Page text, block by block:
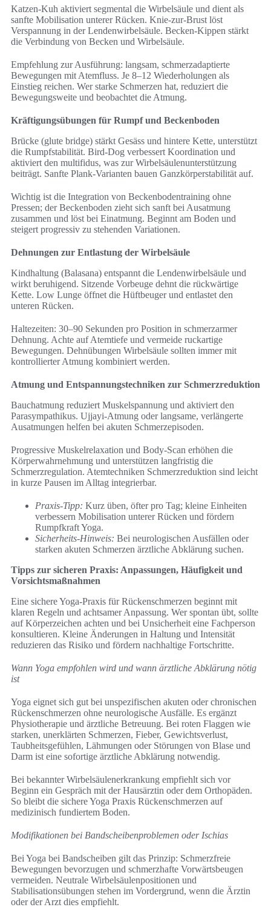
Katzen-Kuh aktiviert segmental die Wirbelsäule und dient als
sanfte Mobilisation unterer Rücken. Knie-zur-Brust löst
Verspannung in der Lendenwirbelsäule. Becken-Kippen stärkt
die Verbindung von Becken und Wirbelsäule.
Empfehlung zur Ausführung: langsam, schmerzadaptierte
Bewegungen mit Atemfluss. Je 8–12 Wiederholungen als
Einstieg reichen. Wer starke Schmerzen hat, reduziert die
Bewegungsweite und beobachtet die Atmung.
Kräftigungsübungen für Rumpf und Beckenboden
Brücke (glute bridge) stärkt Gesäss und hintere Kette, unterstützt
die Rumpfstabilität. Bird-Dog verbessert Koordination und
aktiviert den multifidus, was zur Wirbelsäulenunterstützung
beiträgt. Sanfte Plank-Varianten bauen Ganzkörperstabilität auf.
Wichtig ist die Integration von Beckenbodentraining ohne
Pressen; der Beckenboden zieht sich sanft bei Ausatmung
zusammen und löst bei Einatmung. Beginnt am Boden und
steigert progressiv zu stehenden Variationen.
Dehnungen zur Entlastung der Wirbelsäule
Kindhaltung (Balasana) entspannt die Lendenwirbelsäule und
wirkt beruhigend. Sitzende Vorbeuge dehnt die rückwärtige
Kette. Low Lunge öffnet die Hüftbeuger und entlastet den
unteren Rücken.
Haltezeiten: 30–90 Sekunden pro Position in schmerzarmer
Dehnung. Achte auf Atemtiefe und vermeide ruckartige
Bewegungen. Dehnübungen Wirbelsäule sollten immer mit
kontrollierter Atmung kombiniert werden.
Atmung und Entspannungstechniken zur Schmerzreduktion
Bauchatmung reduziert Muskelspannung und aktiviert den
Parasympathikus. Ujjayi-Atmung oder langsame, verlängerte
Ausatmungen helfen bei akuten Schmerzepisoden.
Progressive Muskelrelaxation und Body-Scan erhöhen die
Körperwahrnehmung und unterstützen langfristig die
Schmerzregulation. Atemtechniken Schmerzreduktion sind leicht
in kurze Pausen im Alltag integrierbar.
Praxis-Tipp: Kurz üben, öfter pro Tag; kleine Einheiten
verbessern Mobilisation unterer Rücken und fördern
Rumpfkraft Yoga.
Sicherheits-Hinweis: Bei neurologischen Ausfällen oder
starken akuten Schmerzen ärztliche Abklärung suchen.
Tipps zur sicheren Praxis: Anpassungen, Häufigkeit und
Vorsichtsmaßnahmen
Eine sichere Yoga-Praxis für Rückenschmerzen beginnt mit
klaren Regeln und achtsamer Anpassung. Wer spontan übt, sollte
auf Körperzeichen achten und bei Unsicherheit eine Fachperson
konsultieren. Kleine Änderungen in Haltung und Intensität
reduzieren das Risiko und fördern nachhaltige Fortschritte.
Wann Yoga empfohlen wird und wann ärztliche Abklärung nötig
ist
Yoga eignet sich gut bei unspezifischen akuten oder chronischen
Rückenschmerzen ohne neurologische Ausfälle. Es ergänzt
Physiotherapie und ärztliche Betreuung. Bei roten Flaggen wie
starken, unerklärten Schmerzen, Fieber, Gewichtsverlust,
Taubheitsgefühlen, Lähmungen oder Störungen von Blase und
Darm ist eine sofortige ärztliche Abklärung notwendig.
Bei bekannter Wirbelsäulenerkrankung empfiehlt sich vor
Beginn ein Gespräch mit der Hausärztin oder dem Orthopäden.
So bleibt die sichere Yoga Praxis Rückenschmerzen auf
medizinisch fundiertem Boden.
Modifikationen bei Bandscheibenproblemen oder Ischias
Bei Yoga bei Bandscheiben gilt das Prinzip: Schmerzfreie
Bewegungen bevorzugen und schmerzhafte Vorwärtsbeugen
vermeiden. Neutrale Wirbelsäulenpositionen und
Stabilisationsübungen stehen im Vordergrund, wenn die Ärztin
oder der Arzt dies empfiehlt.